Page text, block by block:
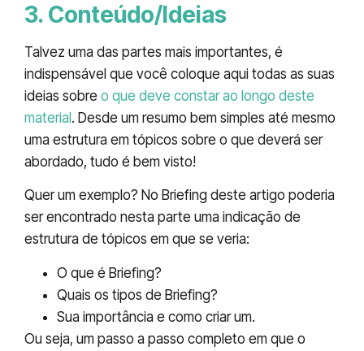
3. Conteúdo/Ideias
Talvez uma das partes mais importantes, é
indispensável que você coloque aqui todas as suas
ideias sobre o que deve constar ao longo deste
material . Desde um resumo bem simples até mesmo
uma estrutura em tópicos sobre o que deverá ser
abordado, tudo é bem visto!
Quer um exemplo? No Briefing deste artigo poderia
ser encontrado nesta parte uma indicação de
estrutura de tópicos em que se veria:
O que é Briefing?
Quais os tipos de Briefing?
Sua importância e como criar um.
Ou seja, um passo a passo completo em que o